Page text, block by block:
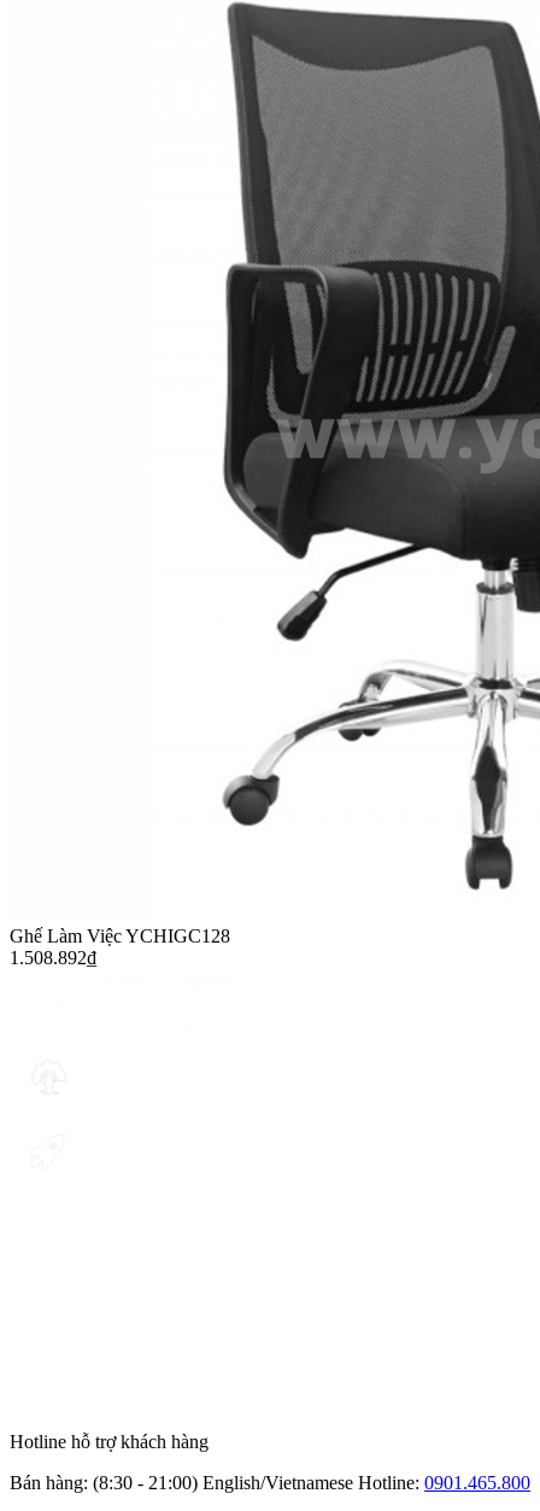
Ghế Làm Việc YCHIGC128
1.508.892₫
Hotline hỗ trợ khách hàng
Bán hàng: (8:30 - 21:00) English/Vietnamese Hotline: 0901.465.800